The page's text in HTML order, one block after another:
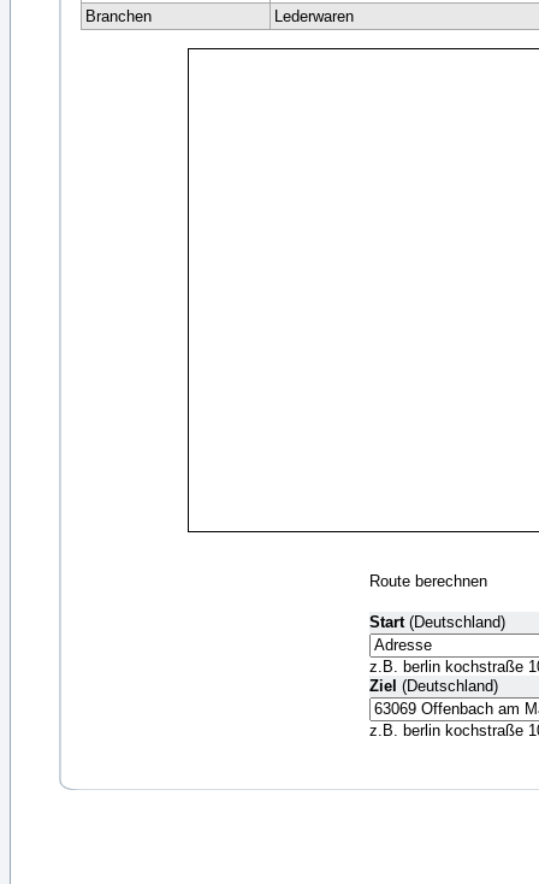
Branchen
Lederwaren
Route berechnen
Start(Deutschland)
z.B. berlin kochstraße
Ziel (Deutschland)
z.B. berlin kochstraße